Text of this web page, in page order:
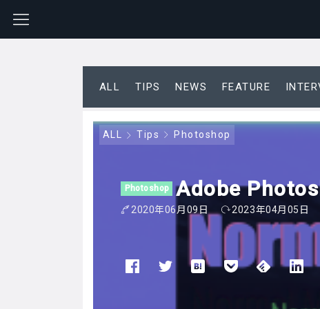
ALL TIPS NEWS FEATURE
ALL Tips Photoshop
Photoshop Adobe
2020年06月09日 2023年04月05日